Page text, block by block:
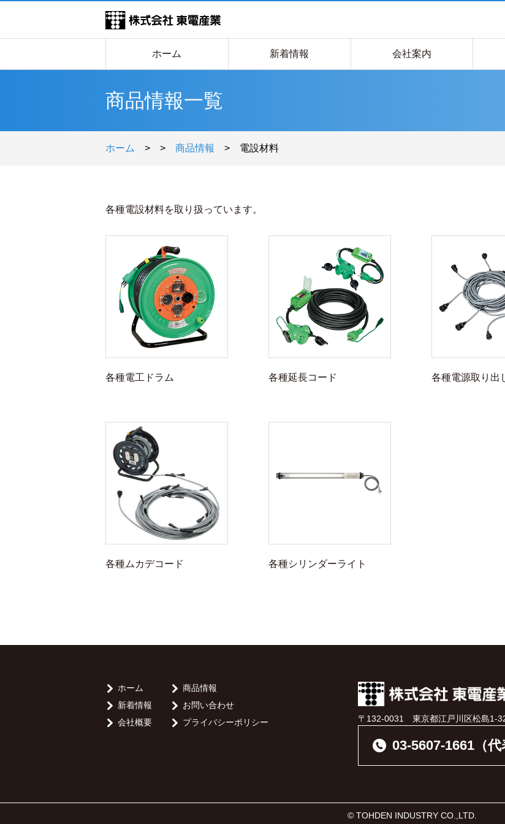
ホーム 新着情報 会社案内
商品情報一覧
ホーム > > 商品情報 > 電設材料
各種電設材料を取り扱っています。
各種電工ドラム 各種延長コード 各種電源取り出
各種ムカデコード 各種シリンダーライト
ホーム
新着情報
会社概要
商品情報
お問い合わせ
プライバシーポリシー
〒132-0031 東京都江戸川区松島1-
03-5607-1661（代
© TOHDEN INDUSTRY CO.,LTD.